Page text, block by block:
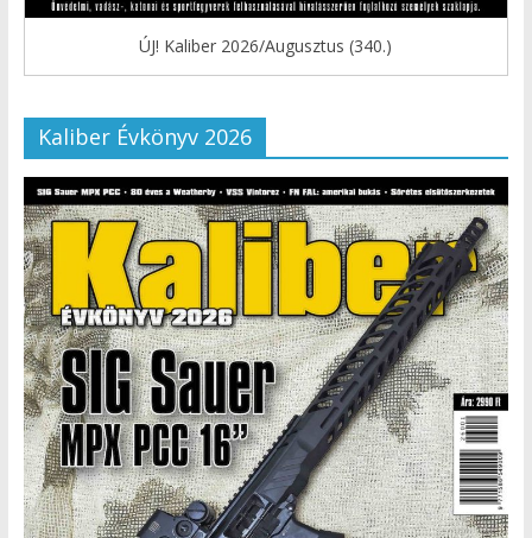
ÚJ! Kaliber 2026/Augusztus (340.)
Kaliber Évkönyv 2026